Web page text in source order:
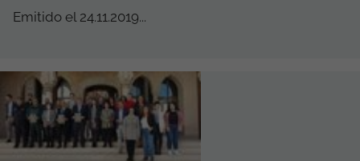
Emitido el 24.11.2019...